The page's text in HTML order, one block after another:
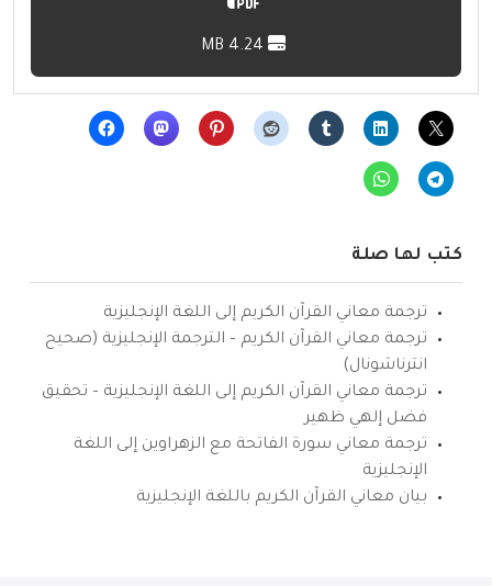
كتب لها صلة
ترجمة معاني القرآن الكريم إلى اللغة الإنجليزية
ترجمة معاني القرآن الكريم – الترجمة الإنجليزية (صحيح
انترناشونال)
ترجمة معاني القرآن الكريم إلى اللغة الإنجليزية – تحقيق
فضل إلهي ظهير
ترجمة معاني سورة الفاتحة مع الزهراوين إلى اللغة
الإنجليزية
بيان معاني القرآن الكريم باللغة الإنجليزية